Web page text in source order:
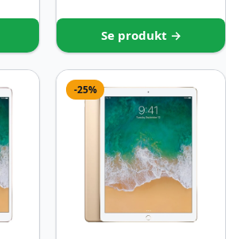
Se produkt →
-25%